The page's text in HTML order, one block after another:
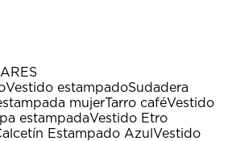
Vestido estampadoSudadera
mujerTarro caféVestido
estampadaVestido Etro
Estampado Azul Vestido